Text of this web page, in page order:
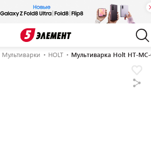
Мультиварки HOLT Мультиварка Holt HT-